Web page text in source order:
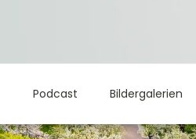
Podcast Bildergalerien